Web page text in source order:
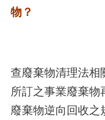
物？
查廢棄物清理法相
所訂之事業廢棄
廢棄物逆向回收之